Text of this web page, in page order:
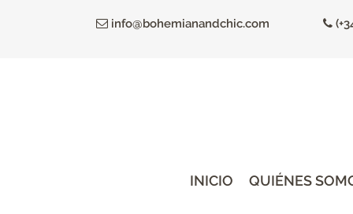
info@bohemianandchic.com
INICIO QUIÉNES